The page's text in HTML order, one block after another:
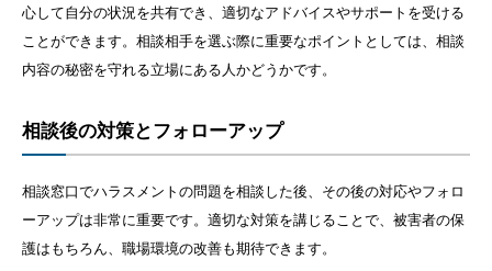
心して自分の状況を共有でき、適切なアドバイスやサポートを受ける
ことができます。相談相手を選ぶ際に重要なポイントとしては、相談
内容の秘密を守れる立場にある人かどうかです。
相談後の対策とフォローアップ
相談窓口でハラスメントの問題を相談した後、その後の対応やフォロ
ーアップは非常に重要です。適切な対策を講じることで、被害者の保
護はもちろん、職場環境の改善も期待できます。